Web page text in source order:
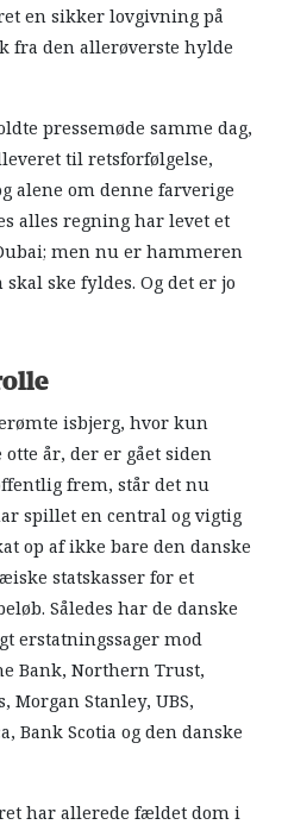
en sikker lovgivning på
fra den allerøverste hylde
pressemøde samme dag,
til retsforfølgelse,
alene om denne farverige
alles regning har levet et
men nu er hammeren
ske fyldes. Og det er jo
isbjerg, hvor kun
år, der er gået siden
frem, står det nu
spillet en central og vigtig
op af ikke bare den danske
statskasser for et
Således har de danske
erstatningssager mod
Bank, Northern Trust,
Morgan Stanley, UBS,
Bank Scotia og den danske
har allerede fældet dom i